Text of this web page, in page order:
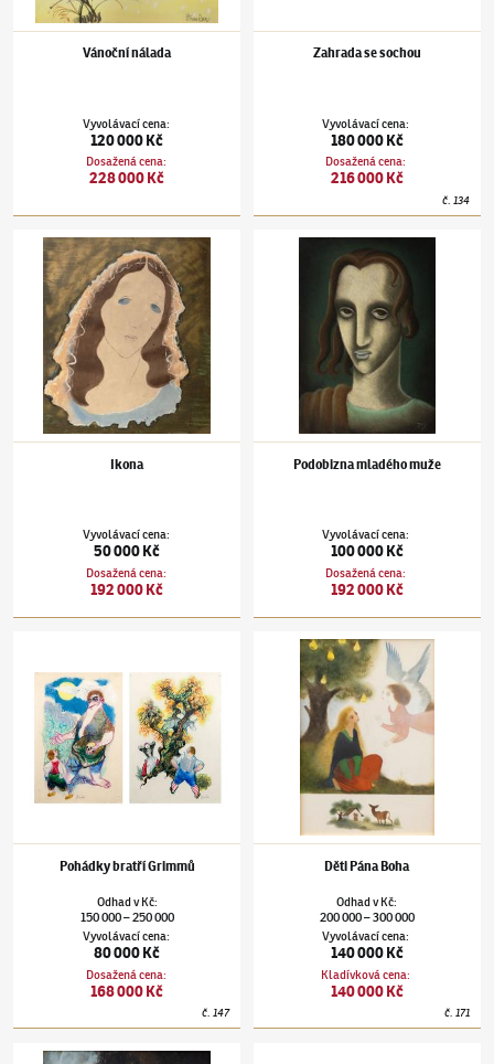
Vánoční nálada
Vyvolávací cena:
120 000 Kč
Dosažená cena:
228 000 Kč
Zahrada se sochou
Vyvolávací cena:
180 000 Kč
Dosažená cena:
216 000 Kč
č. 134
Jiří Trnka(1912–1969)Ikona
Ikona
Vyvolávací cena:
50 000 Kč
Dosažená cena:
192 000 Kč
Jiří Trnka(1912–1969)Podobizna mladého
Podobizna mladého muže
Vyvolávací cena:
100 000 Kč
Dosažená cena:
192 000 Kč
Pohádky bratří Grimmů
Odhadv Kč:
150 000–250 000
Vyvolávací cena:
80 000 Kč
Dosažená cena:
168 000 Kč
č.147
Jiří Trnka(1912–1969)Děti Pána Boha
Děti Pána Boha
OdhadvKč:
200 000–300 000
Vyvolávací cena:
140 000 Kč
Kladívková cena:
140 000 Kč
č.171
Jiří Trnka(1912–1969)Portrét mladé ženy